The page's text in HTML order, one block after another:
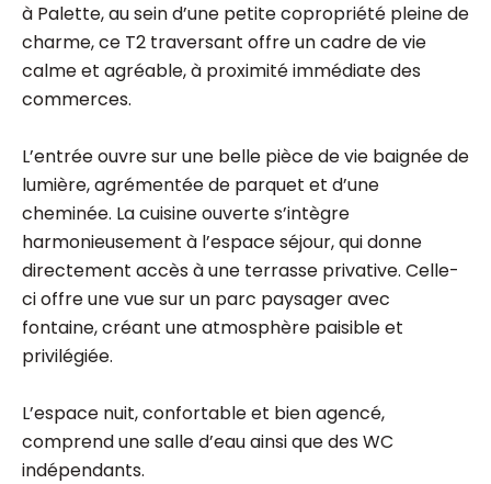
à Palette, au sein d’une petite copropriété pleine de
charme, ce T2 traversant offre un cadre de vie
calme et agréable, à proximité immédiate des
commerces.
L’entrée ouvre sur une belle pièce de vie baignée de
lumière, agrémentée de parquet et d’une
cheminée. La cuisine ouverte s’intègre
harmonieusement à l’espace séjour, qui donne
directement accès à une terrasse privative. Celle-
ci offre une vue sur un parc paysager avec
fontaine, créant une atmosphère paisible et
privilégiée.
L’espace nuit, confortable et bien agencé,
comprend une salle d’eau ainsi que des WC
indépendants.